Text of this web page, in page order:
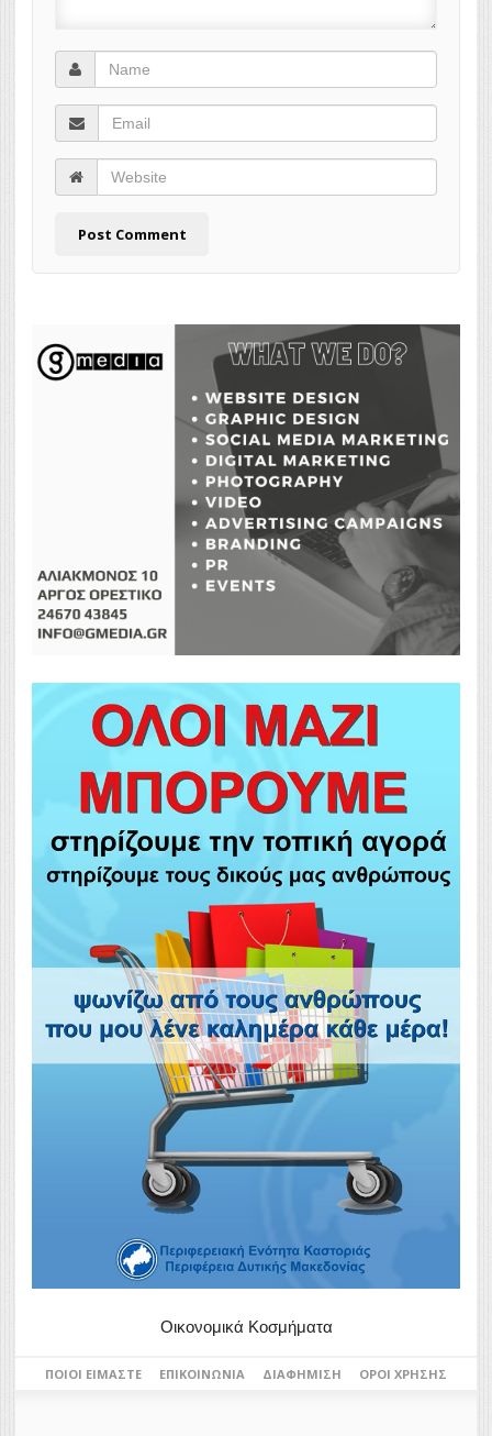
Οικονομικά Κοσμήματα
ΠΟΙΟΙ ΕΊΜΑΣΤΕ ΕΠΙΚΟΙΝΩΝΊΑ ΔΙΑΦΉΜΙΣΗ ΌΡΟΙ ΧΡΉΣΗΣ